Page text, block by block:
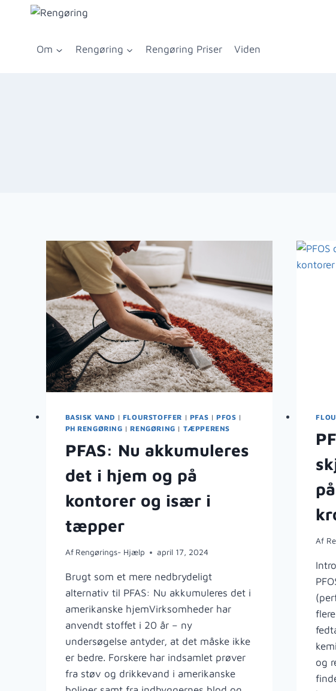
Fortsæt
Om Rengøring Rengøring Priser Viden
BASISK VAND | FLOURSTOFFER | PFAS | PFOS |
PH RENGØRING |RENGØRING | TÆPPERENS
PFAS: Nu akkumuleres
det i hjem og på
kontorer og især i
tæpper
Af Rengørings- Hjælp april 17, 2024
Brugt som et mere nedbrydeligt
alternativ til PFAS: Nu akkumuleres det i
amerikanske hjemVirksomheder har
anvendt stoffet i 20 år – ny
undersøgelse antyder, at det måske ikke
er bedre. Forskere har indsamlet prøver
fra støv og drikkevand i amerikanske
Af
og